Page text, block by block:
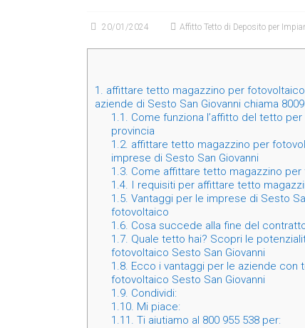
20/01/2024 Affitto Tetto di Deposito per
1. affittare tetto magazzino per
aziende di Sesto San Giovanni chiama
1.1. Come funziona l’affitto del tetto
provincia
1.2. affittare tetto magazzino per
imprese di Sesto San Giovanni
1.3. Come affittare tetto magazzino
1.4. I requisiti per affittare tetto
1.5. Vantaggi per le imprese di Sesto
fotovoltaico
1.6. Cosa succede alla fine del
1.7. Quale tetto hai? Scopri le
fotovoltaico Sesto San Giovanni
1.8. Ecco i vantaggi per le aziende con
fotovoltaico Sesto San Giovanni
1.9. Condividi:
1.10. Mi piace:
1.11. Ti aiutiamo al 800 955 538 per: